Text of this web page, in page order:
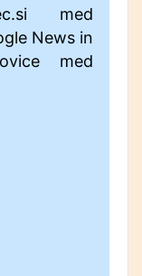
med
News in
med